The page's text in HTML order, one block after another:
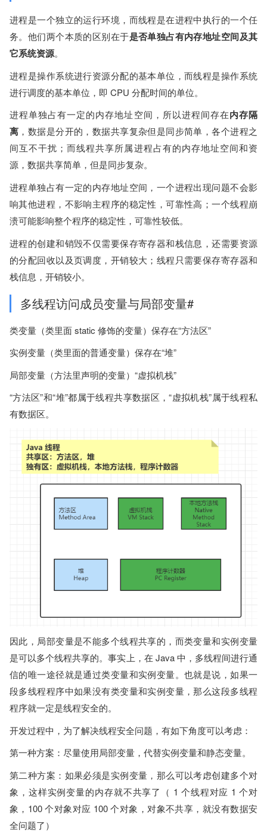
进程是一个独立的运行环境，而线程是在进程中执行的一个任
务。他们两个本质的区别在于是否单独占有内存地址空间及其
它系统资源。
进程是操作系统进行资源分配的基本单位，而线程是操作系统
进行调度的基本单位，即 CPU 分配时间的单位。
进程单独占有一定的内存地址空间，所以进程间存在内存隔
离 ，数据是分开的，数据共享复杂但是同步简单，各个进程之
间互不干扰；而线程共享所属进程占有的内存地址空间和资
源，数据共享简单，但是同步复杂。
进程单独占有一定的内存地址空间，一个进程出现问题不会影
响其他进程，不影响主程序的稳定性，可靠性高；一个线程崩
溃可能影响整个程序的稳定性，可靠性较低。
进程的创建和销毁不仅需要保存寄存器和栈信息，还需要资源
的分配回收以及页调度，开销较大；线程只需要保存寄存器和
栈信息，开销较小。
多线程访问成员变量与局部变量#
类变量（类里面 static 修饰的变量）保存在“方法区”
实例变量（类里面的普通变量）保存在“堆”
局部变量（方法里声明的变量）“虚拟机栈”
“方法区”和“堆”都属于线程共享数据区，“虚拟机栈”属于线程私
有数据区。
因此，局部变量是不能多个线程共享的，而类变量和实例变量
是可以多个线程共享的。事实上，在 Java 中，多线程间进行通
信的唯一途径就是通过类变量和实例变量。也就是说，如果一
段多线程程序中如果没有类变量和实例变量，那么这段多线程
程序就一定是线程安全的。
开发过程中，为了解决线程安全问题，有如下角度可以考虑：
第一种方案：尽量使用局部变量，代替实例变量和静态变量。
第二种方案：如果必须是实例变量，那么可以考虑创建多个对
象，这样实例变量的内存就不共享了（ 1 个线程对应 1 个对
象，100 个对象对应 100 个对象，对象不共享，就没有数据安
全问题了）